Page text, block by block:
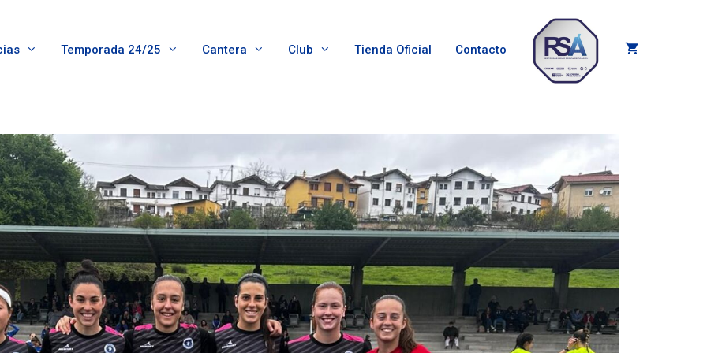
Temporada 24/25 Cantera Club Tienda Oficial Contacto